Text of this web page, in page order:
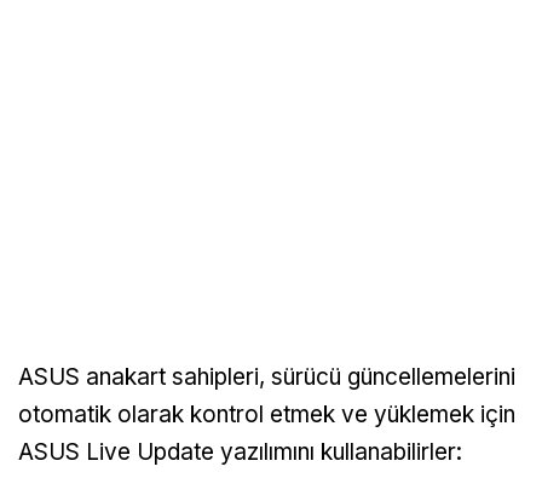
ASUS anakart sahipleri, sürücü güncellemelerini
otomatik olarak kontrol etmek ve yüklemek için
ASUS Live Update yazılımını kullanabilirler: